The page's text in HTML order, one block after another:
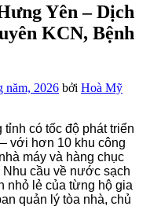
Yên – Dịch
KCN, Bệnh
năm, 2026 bởi Hoà Mỹ
có tốc độ phát triển
với hơn 10 khu công
máy và hàng chục
Nhu cầu về nước sạch
nhỏ lẻ của từng hộ gia
quản lý tòa nhà, chủ